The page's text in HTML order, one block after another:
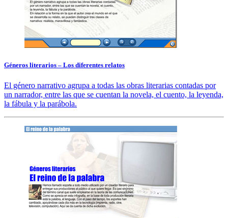
Géneros literarios – Los diferentes relatos
El género narrativo agrupa a todas las obras literarias contadas por
un narrador, entre las que se cuentan la novela, el cuento, la leyenda,
la fábula y la parábola.